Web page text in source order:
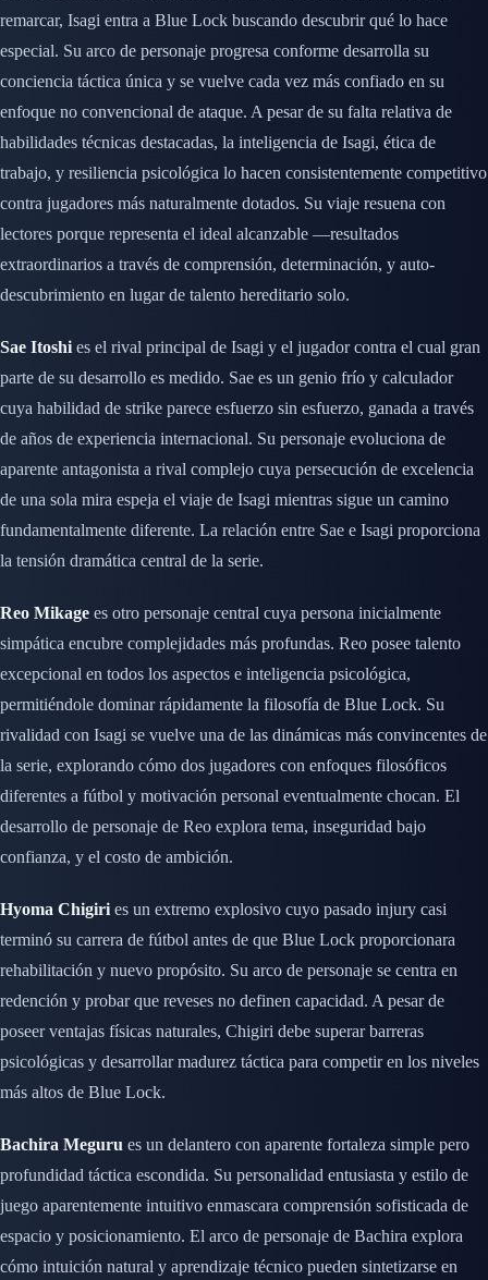
remarcar, Isagi entra a Blue Lock buscando descubrir qué lo hace
especial. Su arco de personaje progresa conforme desarrolla su
conciencia táctica única y se vuelve cada vez más confiado en su
enfoque no convencional de ataque. A pesar de su falta relativa de
habilidades técnicas destacadas, la inteligencia de Isagi, ética de
trabajo, y resiliencia psicológica lo hacen consistentemente competitivo
contra jugadores más naturalmente dotados. Su viaje resuena con
lectores porque representa el ideal alcanzable —resultados
extraordinarios a través de comprensión, determinación, y auto-
descubrimiento en lugar de talento hereditario solo.
Sae Itoshi es el rival principal de Isagi y el jugador contra el cual gran
parte de su desarrollo es medido. Sae es un genio frío y calculador
cuya habilidad de strike parece esfuerzo sin esfuerzo, ganada a través
de años de experiencia internacional. Su personaje evoluciona de
aparente antagonista a rival complejo cuya persecución de excelencia
de una sola mira espeja el viaje de Isagi mientras sigue un camino
fundamentalmente diferente. La relación entre Sae e Isagi proporciona
la tensión dramática central de la serie.
Reo Mikage es otro personaje central cuya persona inicialmente
simpática encubre complejidades más profundas. Reo posee talento
excepcional en todos los aspectos e inteligencia psicológica,
permitiéndole dominar rápidamente la filosofía de Blue Lock. Su
rivalidad con Isagi se vuelve una de las dinámicas más convincentes de
la serie, explorando cómo dos jugadores con enfoques filosóficos
diferentes a fútbol y motivación personal eventualmente chocan. El
desarrollo de personaje de Reo explora tema, inseguridad bajo
confianza, y el costo de ambición.
Hyoma Chigiri es un extremo explosivo cuyo pasado injury casi
terminó su carrera de fútbol antes de que Blue Lock proporcionara
rehabilitación y nuevo propósito. Su arco de personaje se centra en
redención y probar que reveses no definen capacidad. A pesar de
poseer ventajas físicas naturales, Chigiri debe superar barreras
psicológicas y desarrollar madurez táctica para competir en los niveles
más altos de Blue Lock.
Bachira Meguru es un delantero con aparente fortaleza simple pero
profundidad táctica escondida. Su personalidad entusiasta y estilo de
juego aparentemente intuitivo enmascara comprensión sofisticada de
espacio y posicionamiento. El arco de personaje de Bachira explora
cómo intuición natural y aprendizaje técnico pueden sintetizarse en